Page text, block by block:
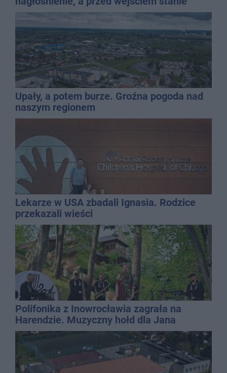
QEMETICA ARENA
Upały, a potem burze. Groźna pogoda nad
naszym regionem
Lekarze w USA zbadali Ignasia. Rodzice
przekazali wieści
Polifonika z Inowrocławia zagrała na
Harendzie. Muzyczny hołd dla Jana
Kasprowicza